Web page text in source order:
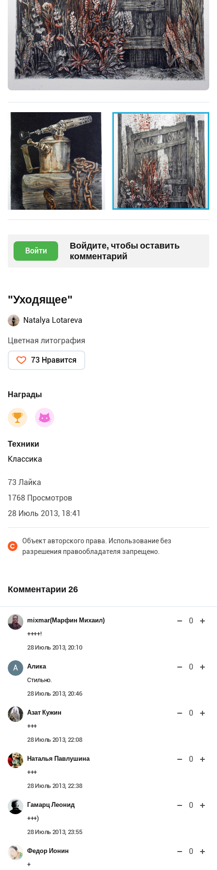
Войти
Войдите, чтобы оставить
комментарий
"Уходящее"
Natalya Lotareva
Цветная литография
73 Нравится
Награды
Техники
Классика
73 Лайка
1768 Просмотров
28 Июль 2013, 18:41
Объект авторского права. Использование без
разрешения правообладателя запрещено.
Комментарии 26
mixmar(Марфин Михаил) 0
++++!
28 Июль 2013, 20:10
А Алика 0
Стильно.
28 Июль 2013, 20:46
Азат Кужин 0
+++
28 Июль 2013, 22:08
Наталья Павлушина 0
+++
28 Июль 2013, 22:38
Гамарц Леонид 0
+++)
28 Июль 2013, 23:55
Федор Ионин 0
+